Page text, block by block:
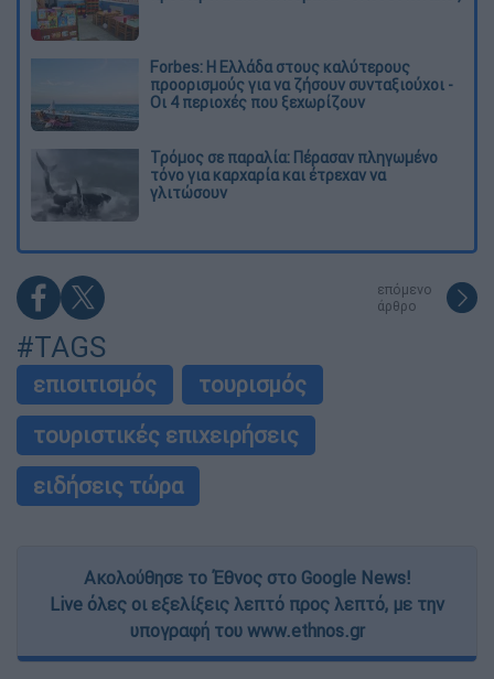
Forbes: Η Ελλάδα στους καλύτερους
προορισμούς για να ζήσουν συνταξιούχοι -
Οι 4 περιοχές που ξεχωρίζουν
Τρόμος σε παραλία: Πέρασαν πληγωμένο
τόνο για καρχαρία και έτρεχαν να
γλιτώσουν
επόμενο
άρθρο
#TAGS
επισιτισμός
τουρισμός
τουριστικές επιχειρήσεις
ειδήσεις τώρα
Ακολούθησε το Έθνος στο Google News!
Live όλες οι εξελίξεις λεπτό προς λεπτό, με την
υπογραφή του www.ethnos.gr